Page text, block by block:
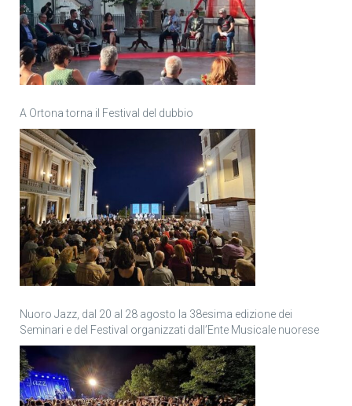
A Ortona torna il Festival del dubbio
Nuoro Jazz, dal 20 al 28 agosto la 38esima edizione dei
Seminari e del Festival organizzati dall’Ente Musicale nuorese